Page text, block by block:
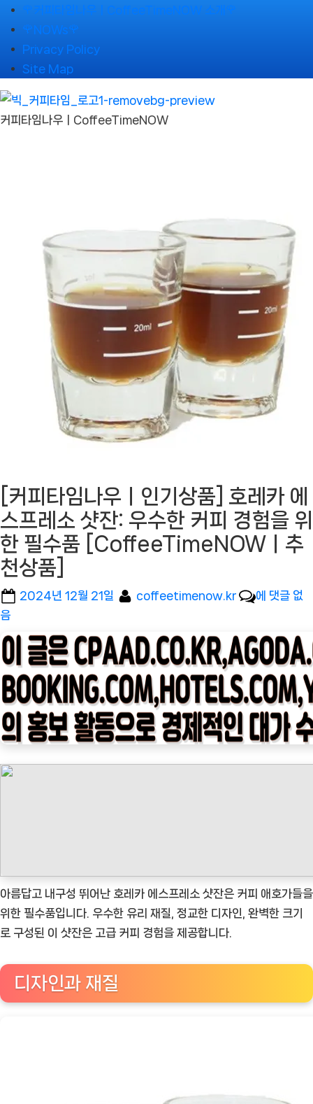
Skip
to
content
🌹커피타임나우ㅣCoffeeTimeNOW 소개🌹
🌹NOWs🌹
Privacy Policy
Site Map
커피타임나우ㅣCoffeeTimeNOW
[커피타임나우ㅣ인기상품] 호레카 에
스프레소 샷잔: 우수한 커피 경험을 위
한 필수품 [CoffeeTimeNOWㅣ추
천상품]
Posted
2024년 12월 21일 By
coffeetimenow.kr
[커
타
임
나
우
ㅣ
인
스
프
샷
우
에 댓글 없
음
아름답고 내구성 뛰어난 호레카 에스프레소 샷잔은 커피 애호가들을
위한 필수품입니다. 우수한 유리 재질, 정교한 디자인, 완벽한 크기
로 구성된 이 샷잔은 고급 커피 경험을 제공합니다.
디자인과 재질